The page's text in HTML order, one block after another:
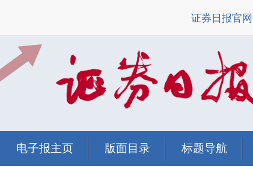
证券日报官网
电子报主页 版面目录 标题导航